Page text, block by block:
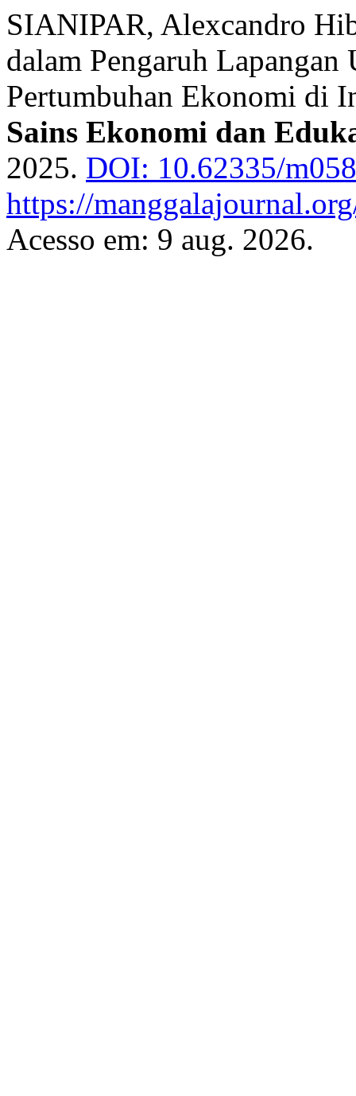
SIANIPAR, Alexcandro
dalam Pengaruh
Pertumbuhan Ekonomi di
Sains Ekonomi dan
2025. DOI: 10.62335/
https://
Acesso em: 9 aug. 2026.